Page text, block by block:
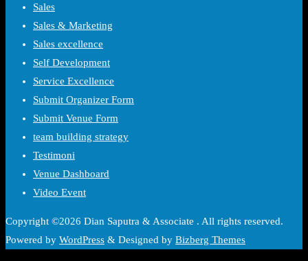
Sales
Sales & Marketing
Sales excellence
Self Development
Service Excellence
Submit Organizer Form
Submit Venue Form
team building strategy
Testimoni
Venue Dashboard
Video Event
Copyright ©2026 Dian Saputra & Associate . All rights reserved.
Powered by WordPress & Designed by Bizberg Themes